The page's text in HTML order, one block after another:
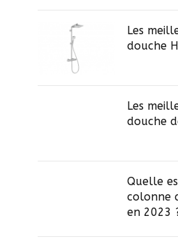
Les
douche
Les
douche
Quelle
colonne
en 2023